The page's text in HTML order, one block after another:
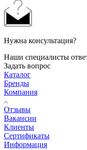
Нужна консультация?
Наши специалисты
Задать вопрос
Каталог
Бренды
Компания
Отзывы
Вакансии
Клиенты
Сертификаты
Информация